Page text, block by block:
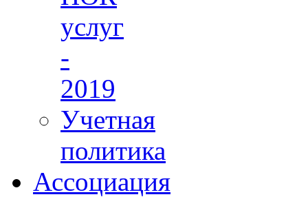
услуг
-
2019
Учетная
политика
Ассоциация